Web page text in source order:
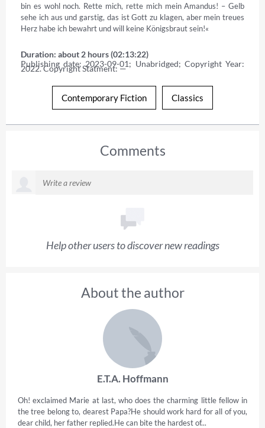
bin es wohl noch. Rette mich, rette mich mein Amandus! – Gelb
sehe ich aus und garstig, das ist Gott zu klagen, aber mein treues
Herz habe ich bewahrt und will keine Königsbraut sein!«
Duration: about 2 hours (02:13:22)
Publishing date: 2023-09-01; Unabridged; Copyright Year:
2022. Copyright Statment: —
Contemporary Fiction Classics
Comments
Help other users to discover new readings
About the author
E.T.A. Hoffmann
Oh! exclaimed Marie at last, who does the charming little fellow in
the tree belong to, dearest Papa?He should work hard for all of you,
dear child, her father replied.He can bite the hardest of...